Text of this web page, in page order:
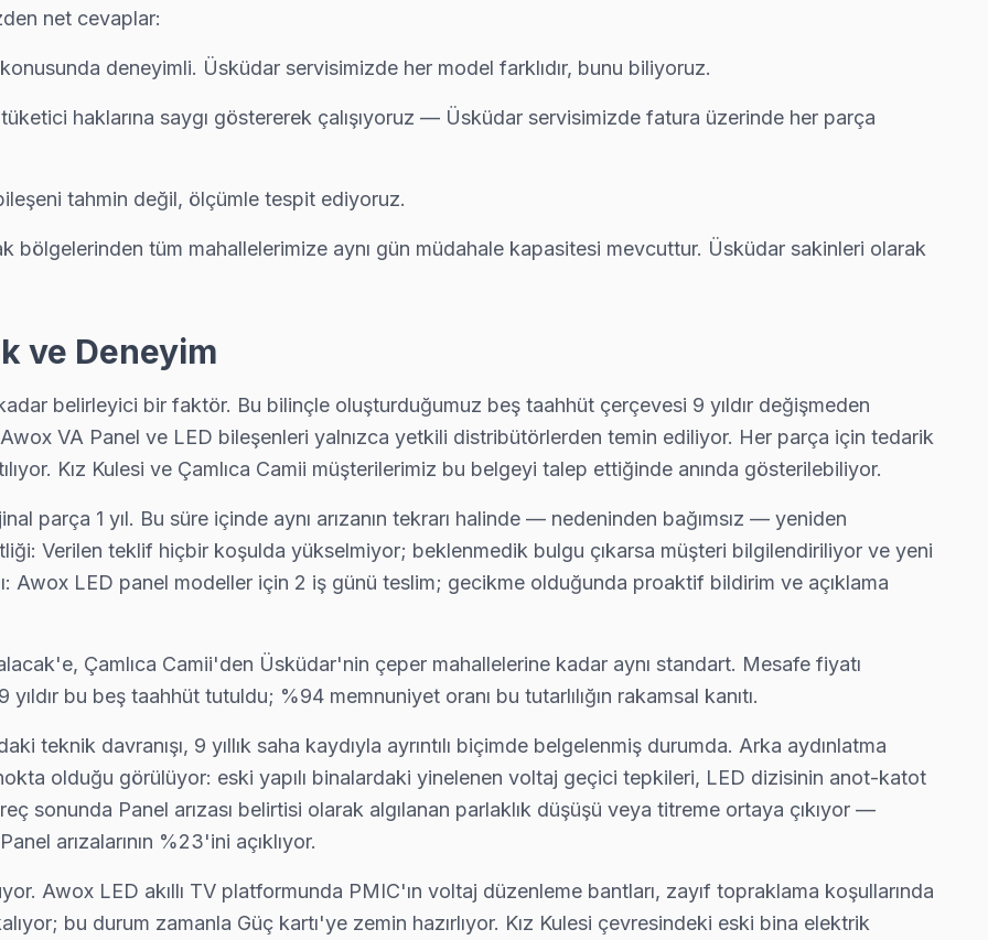
backlight led şeridi veya LVDS kablo arızası oluşturuyor. Üsküdar ekibimiz bu arızayı yerinde çözüyor.
Üsküdar ekibimiz pazar ve resmi tatilde de normal ücret tarifesiyle çalışıyor.
değiştiğini, maliyet dağılımını ve garanti kapsamını müşteri önünde anlatıyoruz. Üsküdar standartlarımız bu.
bu bilinen bir yazılım sorunu. Teknik ekibimiz Kısıklı'e gelerek fabrika reset ve yeniden yükleme yapıyor.
istiyorsanız arıza fotoğrafını WhatsApp'tan gönderin — 15 dakika içinde yazılı teklif iletiyoruz.
Üsküdar ekibimiz pazar ve resmi tatilde de normal ücret tarifesiyle çalışıyor.
Panel tamiri, anakart onarımı ve yazılım güncellemelerinde Üsküdar'nın en deneyimli ekibi.
parçanın değiştiğini, maliyet dağılımını ve garanti kapsamını müşteri önünde anlatıyoruz. Üsküdar standartlarımız bu.
net cevaplar:
deneyimli. Üsküdar servisimizde her model farklıdır, bunu biliyoruz.
haklarına saygı göstererek çalışıyoruz — Üsküdar servisimizde fatura üzerinde her parça
tahmin değil, ölçümle tespit ediyoruz.
bölgelerinden tüm mahallelerimize aynı gün müdahale kapasitesi mevcuttur. Üsküdar sakinleri olarak
ve Deneyim
belirleyici bir faktör. Bu bilinçle oluşturduğumuz beş taahhüt çerçevesi 9 yıldır değişmeden
VA Panel ve LED bileşenleri yalnızca yetkili distribütörlerden temin ediliyor. Her parça için tedarik
Kız Kulesi ve Çamlıca Camii müşterilerimiz bu belgeyi talep ettiğinde anında gösterilebiliyor.
parça 1 yıl. Bu süre içinde aynı arızanın tekrarı halinde — nedeninden bağımsız — yeniden
Verilen teklif hiçbir koşulda yükselmiyor; beklenmedik bulgu çıkarsa müşteri bilgilendiriliyor ve yeni
Awox LED panel modeller için 2 iş günü teslim; gecikme olduğunda proaktif bildirim ve açıklama
Çamlıca Camii'den Üsküdar'nin çeper mahallelerine kadar aynı standart. Mesafe fiyatı
bu beş taahhüt tutuldu; %94 memnuniyet oranı bu tutarlılığın rakamsal kanıtı.
teknik davranışı, 9 yıllık saha kaydıyla ayrıntılı biçimde belgelenmiş durumda. Arka aydınlatma
olduğu görülüyor: eski yapılı binalardaki yinelenen voltaj geçici tepkileri, LED dizisinin anot-katot
sonunda Panel arızası belirtisi olarak algılanan parlaklık düşüşü veya titreme ortaya çıkıyor —
arızalarının %23'ini açıklıyor.
Awox LED akıllı TV platformunda PMIC'ın voltaj düzenleme bantları, zayıf topraklama koşullarında
bu durum zamanla Güç kartı'ye zemin hazırlıyor. Kız Kulesi çevresindeki eski bina elektrik